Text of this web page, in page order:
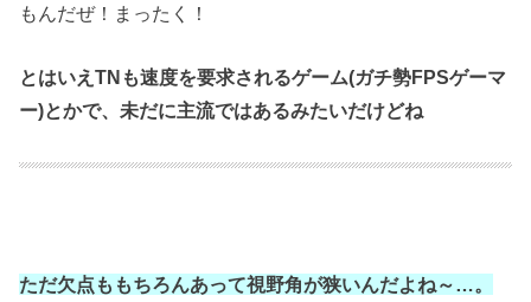
もんだぜ！まったく！
とはいえTNも速度を要求されるゲーム(ガチ勢FPSゲーマ
ー)とかで、未だに主流ではあるみたいだけどね
ただ欠点ももちろんあって視野角が狭いんだよね～…。